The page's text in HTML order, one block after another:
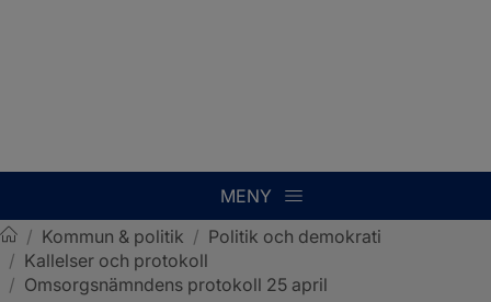
MENY
Sotenäs kommun
/ Kommun & politik / Politik och demokrati
/ Kallelser och protokoll
/ Omsorgsnämndens protokoll 25 april